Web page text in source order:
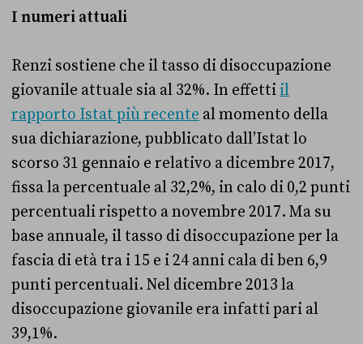
I numeri attuali
Renzi sostiene che il tasso di disoccupazione
giovanile attuale sia al 32%. In effetti il
rapporto Istat più recente al momento della
sua dichiarazione, pubblicato dall’Istat lo
scorso 31 gennaio e relativo a dicembre 2017,
fissa la percentuale al 32,2%, in calo di 0,2 punti
percentuali rispetto a novembre 2017. Ma su
base annuale, il tasso di disoccupazione per la
fascia di età tra i 15 e i 24 anni cala di ben 6,9
punti percentuali. Nel dicembre 2013 la
disoccupazione giovanile era infatti pari al
39,1%.